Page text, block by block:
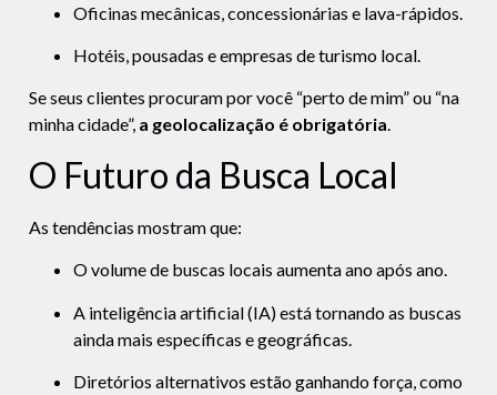
Oficinas mecânicas, concessionárias e lava-rápidos.
Hotéis, pousadas e empresas de turismo local.
Se seus clientes procuram por você “perto de mim” ou “na
minha cidade”, a geolocalização é obrigatória.
O Futuro da Busca Local
As tendências mostram que:
O volume de buscas locais aumenta ano após ano.
A inteligência artificial (IA) está tornando as buscas
ainda mais específicas e geográficas.
Diretórios alternativos estão ganhando força, como